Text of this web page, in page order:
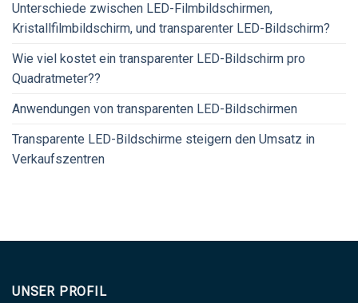
Unterschiede zwischen LED-Filmbildschirmen,
Kristallfilmbildschirm, und transparenter LED-Bildschirm?
Wie viel kostet ein transparenter LED-Bildschirm pro
Quadratmeter??
Anwendungen von transparenten LED-Bildschirmen
Transparente LED-Bildschirme steigern den Umsatz in
Verkaufszentren
UNSER PROFIL